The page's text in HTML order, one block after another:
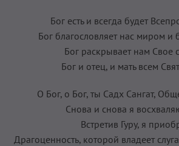
Бог есть и всегда будет
Бог благословляет нас миром и
Бог раскрывает нам Свое
Бог и отец, и мать всем
О Бог, о Бог, ты Садх Сангат,
Снова и снова я
Встретив Гуру, я
Драгоценность, которой владеет